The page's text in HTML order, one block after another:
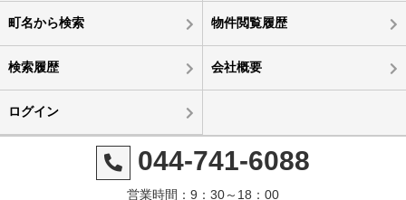
町名から検索 物件閲覧履歴
検索履歴 会社概要
ログイン
044-741-6088
営業時間：9：30～18：00